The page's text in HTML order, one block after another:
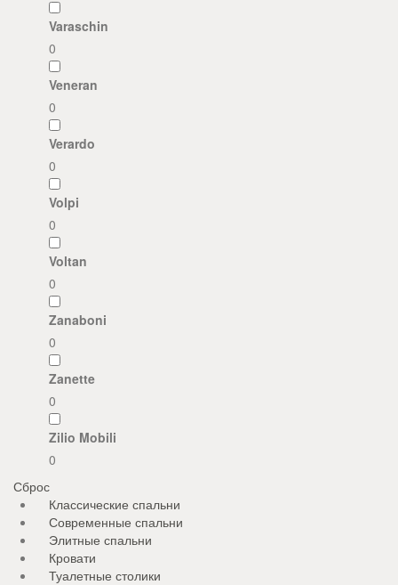
Varaschin
0
Veneran
0
Verardo
0
Volpi
0
Voltan
0
Zanaboni
0
Zanette
0
Zilio Mobili
0
Сброс
Классические спальни
Современные спальни
Элитные спальни
Кровати
Туалетные столики